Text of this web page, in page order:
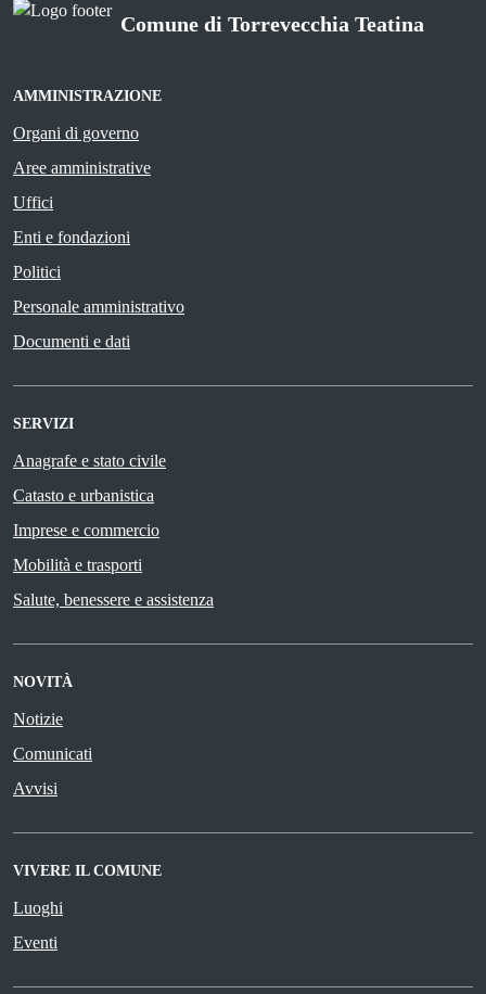
Comune di Torrevecchia Teatina
AMMINISTRAZIONE
Organi di governo
Aree amministrative
Uffici
Enti e fondazioni
Politici
Personale amministrativo
Documenti e dati
SERVIZI
Anagrafe e stato civile
Catasto e urbanistica
Imprese e commercio
Mobilità e trasporti
Salute, benessere e assistenza
NOVITÀ
Notizie
Comunicati
Avvisi
VIVERE IL COMUNE
Luoghi
Eventi